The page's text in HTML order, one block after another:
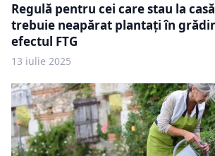
Regulă pentru cei care stau la
trebuie neapărat plantați în
efectul FTG
13 iulie 2025